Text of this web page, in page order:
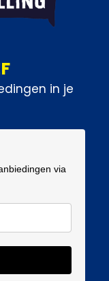
in je
via